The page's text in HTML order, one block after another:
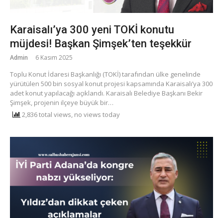
Karaisalı’ya 300 yeni TOKİ konutu
müjdesi! Başkan Şimşek’ten teşekkür
Admin 6 Kasım 2025
Toplu Konut İdaresi Başkanlığı (TOKİ) tarafından ülke genelinde
yürütülen 500 bin sosyal konut projesi kapsamında Karaisalı’ya 300
adet konut yapılacağı açıklandı. Karaisalı Belediye Başkanı Bekir
Şimşek, projenin ilçeye büyük bir…
2,836 total views, no views today